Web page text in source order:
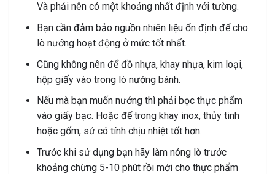
Và phải nên có một khoảng nhất định với tường.
Bạn cần đảm bảo nguồn nhiên liệu ổn định để cho
lò nướng hoạt động ở mức tốt nhất.
Cũng không nên để đồ nhựa, khay nhựa, kim loại,
hộp giấy vào trong lò nướng bánh.
Nếu mà bạn muốn nướng thì phải bọc thực phẩm
vào giấy bạc. Hoặc để trong khay inox, thủy tinh
hoặc gốm, sứ có tính chịu nhiệt tốt hơn.
Trước khi sử dụng bạn hãy làm nóng lò trước
khoảng chừng 5-10 phút rồi mới cho thực phẩm